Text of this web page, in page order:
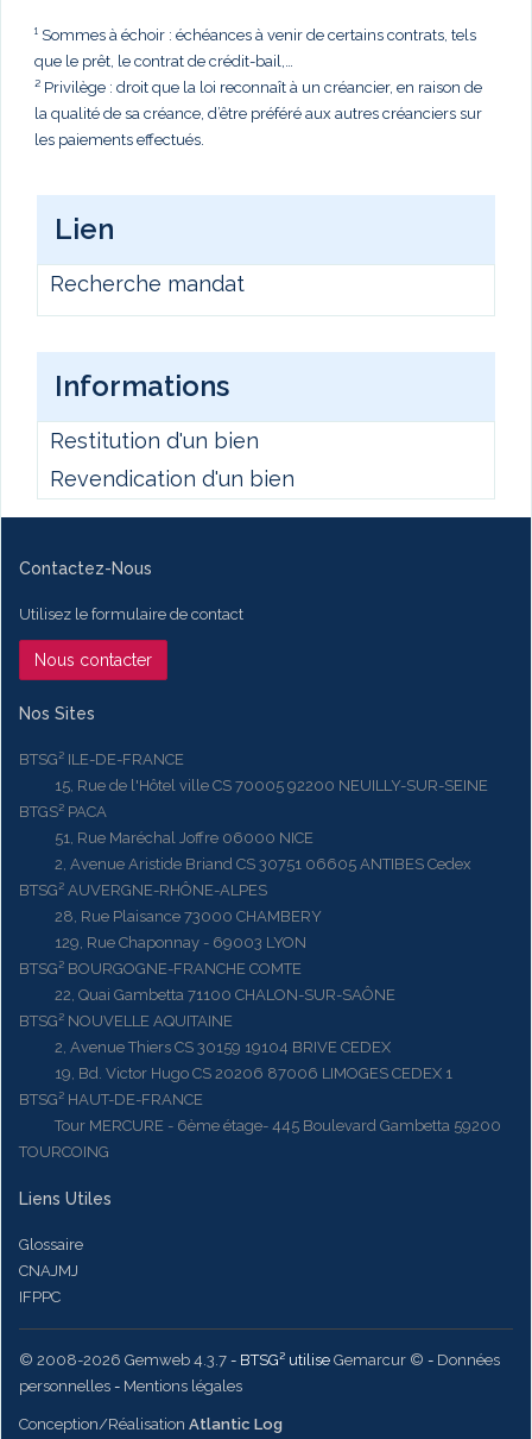
¹ Sommes à échoir : échéances à venir de certains contrats, tels
que le prêt, le contrat de crédit-bail,…
² Privilège : droit que la loi reconnaît à un créancier, en raison de
la qualité de sa créance, d’être préféré aux autres créanciers sur
les paiements effectués.
Lien
Recherche mandat
Informations
Restitution d'un bien
Revendication d'un bien
Contactez-Nous
Utilisez le formulaire de contact
Nous contacter
Nos Sites
BTSG² ILE-DE-FRANCE
15, Rue de l'Hôtel ville CS 70005 92200 NEUILLY-SUR-SEINE
BTGS² PACA
51, Rue Maréchal Joffre 06000 NICE
2, Avenue Aristide Briand CS 30751 06605 ANTIBES Cedex
BTSG² AUVERGNE-RHÔNE-ALPES
28, Rue Plaisance 73000 CHAMBERY
129, Rue Chaponnay - 69003 LYON
BTSG² BOURGOGNE-FRANCHE COMTE
22, Quai Gambetta 71100 CHALON-SUR-SAÔNE
BTSG² NOUVELLE AQUITAINE
2, Avenue Thiers CS 30159 19104 BRIVE CEDEX
19, Bd. Victor Hugo CS 20206 87006 LIMOGES CEDEX 1
BTSG² HAUT-DE-FRANCE
Tour MERCURE - 6ème étage- 445 Boulevard Gambetta 59200
TOURCOING
Liens Utiles
Glossaire
CNAJMJ
IFPPC
© 2008-2026 Gemweb 4.3.7 - BTSG² utilise Gemarcur © - Données
personnelles - Mentions légales
Conception/Réalisation Atlantic Log